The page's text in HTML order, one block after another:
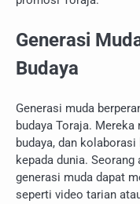
Generasi
Budaya
Generasi muda
budaya Toraja.
budaya, dan
kepada dunia.
generasi muda dapat
seperti video tarian